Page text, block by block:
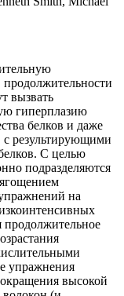
продолжительности
вызвать
гиперплазию
белков и даже
с результирующими
С целью
подразделяются
на
продолжительное
упражнения
высокой